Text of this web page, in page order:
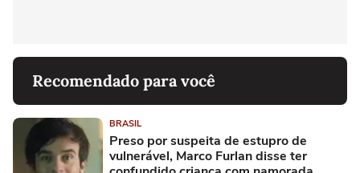
Recomendado para você
BRASIL
Preso por suspeita de estupro de
vulnerável, Marco Furlan disse ter